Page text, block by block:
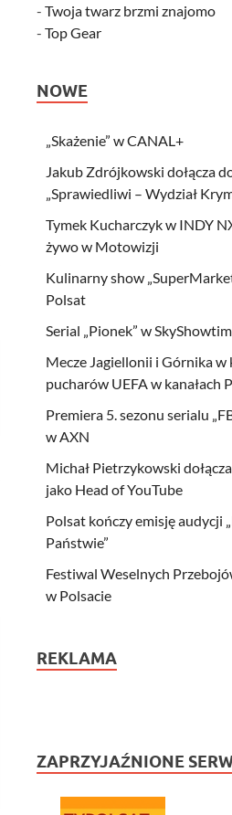
-Twoja twarz brzmi znajomo
-Top Gear
NOWE
„Skażenie” w CANAL+
Jakub Zdrójkowski dołącza
„Sprawiedliwi – Wydział
Tymek Kucharczyk w INDY
żywo w Motowizji
Kulinarny show
Polsat
Serial „Pionek” w
Mecze Jagiellonii i Górnika
pucharów UEFA w kanałach
Premiera 5. sezonu serialu
w AXN
Michał Pietrzykowski
jako Head of YouTube
Polsat kończy emisję audycji
Państwie”
Festiwal Weselnych
w Polsacie
REKLAMA
ZAPRZYJAŹNIONE